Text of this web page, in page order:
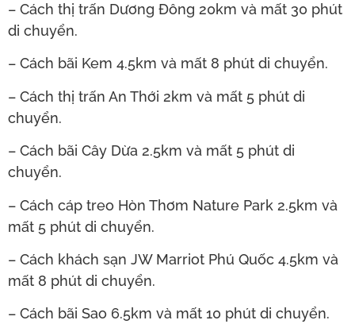
– Cách thị trấn Dương Đông 20km và mất 30 phút
di chuyển.
– Cách bãi Kem 4.5km và mất 8 phút di chuyển.
– Cách thị trấn An Thới 2km và mất 5 phút di
chuyển.
– Cách bãi Cây Dừa 2.5km và mất 5 phút di
chuyển.
– Cách cáp treo Hòn Thơm Nature Park 2.5km và
mất 5 phút di chuyển.
– Cách khách sạn JW Marriot Phú Quốc 4.5km và
mất 8 phút di chuyển.
– Cách bãi Sao 6.5km và mất 10 phút di chuyển.